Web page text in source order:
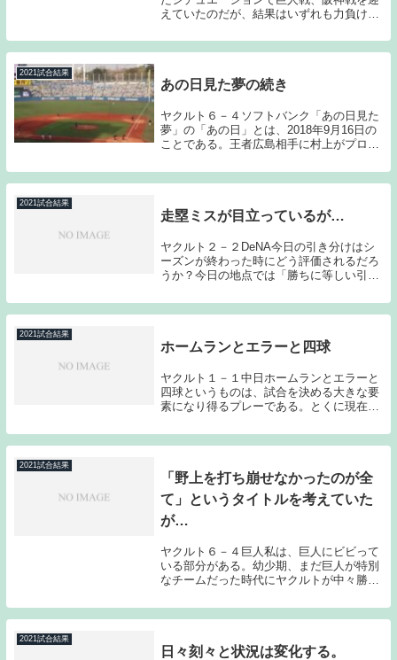
えていたのだが、結果はいずれも力負けと
戦も全て巨人に試合を作られた中での完敗
ということで、心が折れそうになる敗戦で
2021試合結果
あの日見た夢の続き
ヤクルト６－４ソフトバンク「あの日見た
夢」の「あの日」とは、2018年9月16日の
ことである。王者広島相手に村上がプロ初
い強気の投球で広島打線と対峙したその日
のことである。過去記事はこちらから
2021試合結果
走塁ミスが目立っているが…
ヤクルト２－２DeNA今日の引き分けはシ
ーズンが終わった時にどう評価されるだろ
うか？今日の地点では「勝ちに等しい引き
なり得るゲームだったと思う。後半戦に入
ってから走塁死のアウトが目立っており、
2021試合結果
ホームランとエラーと四球
ヤクルト１－１中日ホームランとエラーと
四球というものは、試合を決める大きな要
素になり得るプレーである。とくに現在の
ームラン、１つのエラー、１つの四球が他
球場、他球団とのゲーム以上に命取りとな
2021試合結果
「野上を打ち崩せなかったのが全
て」というタイトルを考えていた
が…
ヤクルト６－４巨人私は、巨人にビビって
いる部分がある。幼少期、まだ巨人が特別
なチームだった時代にヤクルトが中々勝て
ろうし、野村監督、若松監督時代に互角に
渡り合いながらも、その後長年に渡って巨
2021試合結果
日々刻々と状況は変化する。